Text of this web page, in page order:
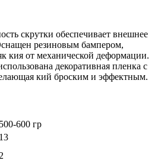
скрутки обеспечивает внешнее
резиновым бампером,
кия от механической деформации.
декоративная пленка с
кий броским и эффектным.
500-600 гр
13
2